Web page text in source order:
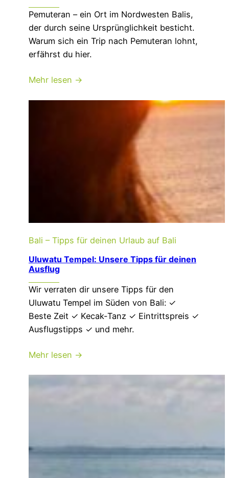
Pemuteran – ein Ort im Nordwesten Balis,
der durch seine Ursprünglichkeit besticht.
Warum sich ein Trip nach Pemuteran lohnt,
erfährst du hier.
Mehr lesen →
Bali – Tipps für deinen Urlaub auf Bali
Uluwatu Tempel: Unsere Tipps für deinen
Ausflug
Wir verraten dir unsere Tipps für den
Uluwatu Tempel im Süden von Bali: ✓
Beste Zeit ✓ Kecak-Tanz ✓ Eintrittspreis ✓
Ausflugstipps ✓ und mehr.
Mehr lesen →